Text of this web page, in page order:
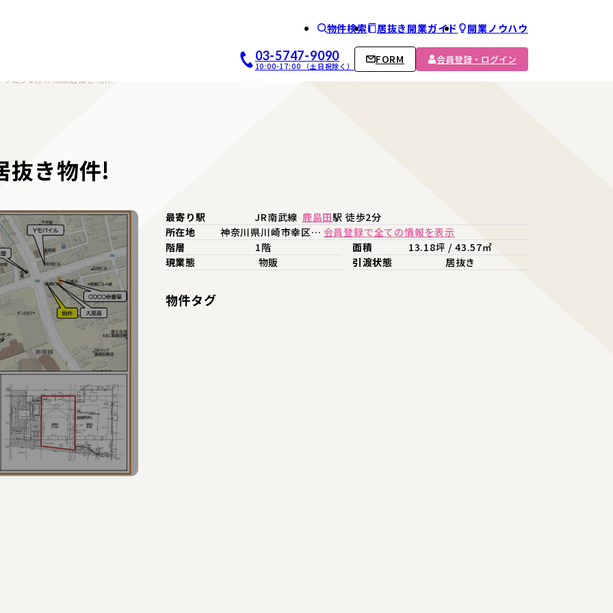
開業｜居抜き店舗ABCホーム
物件検索 居抜き開業ガイド 開業ノウハウ
03-5747-9090
10:00-17:00 （土日祝除く）
FORM 会員登録・ログイン
徒歩2分の物販居抜き物件!
抜き物件!
最寄り駅 JR南武線 鹿島田駅 徒歩2分
所在地
神奈川県川崎市幸区… 会員登録で全ての情報を表示
階層
1階 面積
13.18坪 / 43.57㎡
現業態
物販 引渡状態 居抜き
物件タグ